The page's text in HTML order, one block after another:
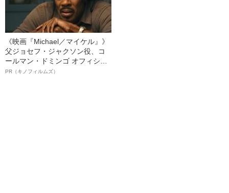
《映画『Michael／マイケル』》
父ジョセフ・ジャクソン役、コ
ールマン・ドミンゴ オフィシャ
ルインタビュー“観客を魅了した
PR（キノフィルムズ）